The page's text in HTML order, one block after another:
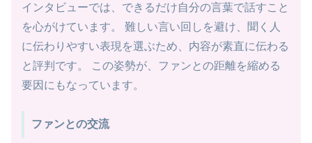
インタビューでは、できるだけ自分の言葉で話すこと
を心がけています。 難しい言い回しを避け、聞く人
に伝わりやすい表現を選ぶため、内容が素直に伝わる
と評判です。 この姿勢が、ファンとの距離を縮める
要因にもなっています。
ファンとの交流